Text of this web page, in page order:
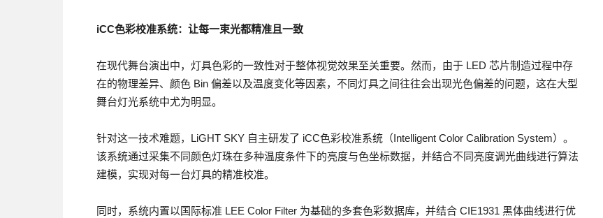
iCC色彩校准系统：让每一束光都精准且一致
在现代舞台演出中，灯具色彩的一致性对于整体视觉效果至关重要。然而，由于 LED 芯片制造过程中存
在的物理差异、颜色 Bin 偏差以及温度变化等因素，不同灯具之间往往会出现光色偏差的问题，这在大型
舞台灯光系统中尤为明显。
针对这一技术难题，LiGHT SKY 自主研发了 iCC色彩校准系统（Intelligent Color Calibration System）。
该系统通过采集不同颜色灯珠在多种温度条件下的亮度与色坐标数据，并结合不同亮度调光曲线进行算法
建模，实现对每一台灯具的精准校准。
同时，系统内置以国际标准 LEE Color Filter 为基础的多套色彩数据库，并结合 CIE1931 黑体曲线进行优